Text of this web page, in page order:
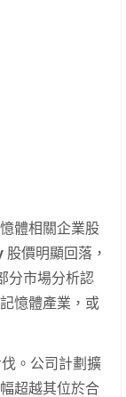
體相關企業股
股價明顯回落，
分市場分析認
憶體產業，或
。公司計劃擴
超越其位於合